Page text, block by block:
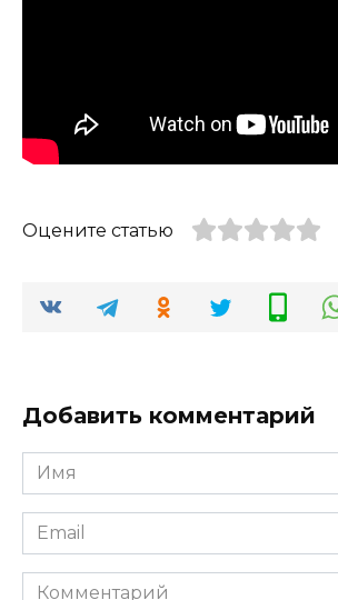
Оцените статью
Добавить комментарий
Имя
*
Email
*
Комментарий